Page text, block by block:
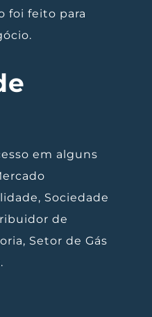
foi feito para
em alguns
Sociedade
de
Setor de Gás